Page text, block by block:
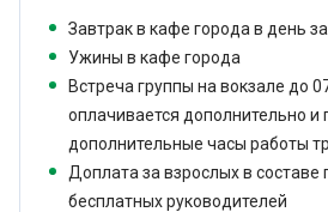
Завтрак в кафе города в день
Ужины в кафе города
Встреча группы на вокзале до
оплачивается дополнительно и
дополнительные часы работы
Доплата за взрослых в составе
бесплатных руководителей